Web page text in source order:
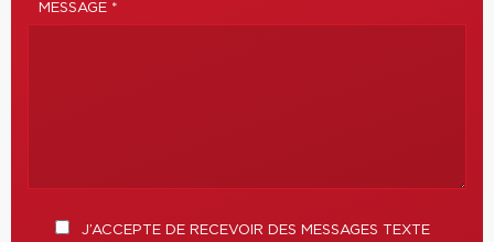
MESSAGE *
J’ACCEPTE DE RECEVOIR DES MESSAGES TEXTE